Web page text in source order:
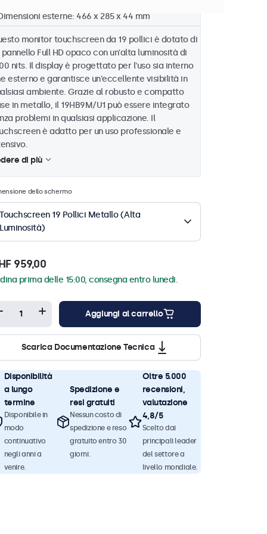
esterne: 466 x 285 x 44 mm
monitor touchscreen da 19 pollici è dotato di
pannello Full HD opaco con un'alta luminosità di
nits. Il display è progettato per l'uso sia interno
esterno e garantisce un'eccellente visibilità in
ambiente. Grazie al robusto e compatto
in metallo, il 19HB9M/U1 può essere integrato
problemi in qualsiasi applicazione. Il
è adatto per un uso professionale e
di più
dello schermo
Touchscreen 19 Pollici Metallo (Alta
Luminosità)
959,00
prima delle 15:00, consegna entro lunedi.
Aggiungi al carrello
Scarica Documentazione Tecnica
Disponibilità
a lungo
termine
Disponibile in
modo
continuativo
negli anni a
venire.
Spedizione e
resi gratuiti
Nessun costo di
spedizione e reso
gratuito entro 30
giorni.
Oltre 5.000
recensioni,
valutazione
4,8/5
Scelto dai
principali leader
del settore a
livello mondiale.